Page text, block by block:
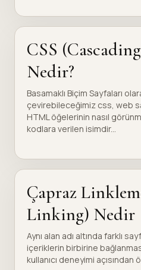
CSS
Nedir?
Basamaklı Biçim Sayfaları
çevirebileceğimiz css, web
HTML öğelerinin nasıl
kodlara verilen isimdir...
Çapraz
Linking) Nedir
Aynı alan adı altında farklı
içeriklerin birbirine
kullanıcı deneyimi açısından